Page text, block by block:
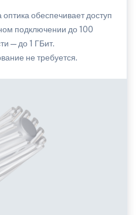
оптика обеспечивает доступ
подключении до 100
— до 1 ГБит.
не требуется.